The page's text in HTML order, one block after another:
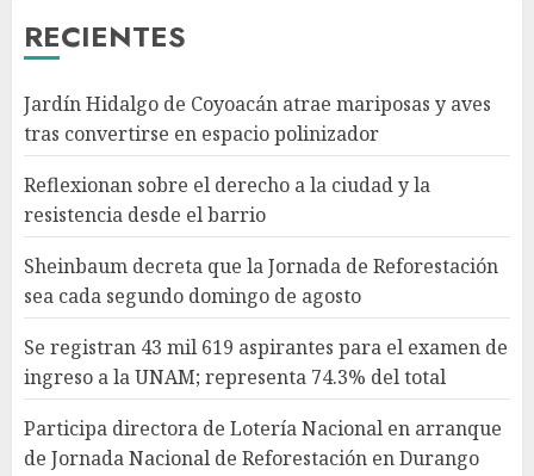
RECIENTES
Jardín Hidalgo de Coyoacán atrae mariposas y aves
tras convertirse en espacio polinizador
Reflexionan sobre el derecho a la ciudad y la
resistencia desde el barrio
Sheinbaum decreta que la Jornada de Reforestación
sea cada segundo domingo de agosto
Se registran 43 mil 619 aspirantes para el examen de
ingreso a la UNAM; representa 74.3% del total
Participa directora de Lotería Nacional en arranque
de Jornada Nacional de Reforestación en Durango
4
aspirantes para el examen de
ingreso a la UNAM; representa
74.3% del total
AGOSTO 10, 2026
5
Participa directora de Lotería
Nacional en arranque de
Jornada Nacional de
Reforestación en Durango
AGOSTO 10, 2026
Jardín Hidalgo de Coyoacán